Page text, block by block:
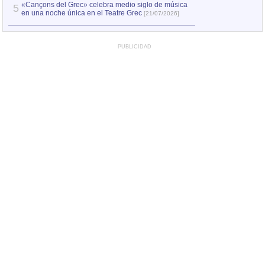
5 «Cançons del Grec» celebra medio siglo de música
en una noche única en el Teatre Grec [21/07/2026]
PUBLICIDAD